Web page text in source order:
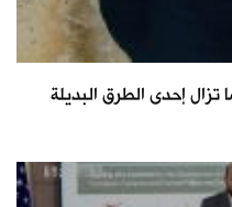
إحدى الطرق البديلة